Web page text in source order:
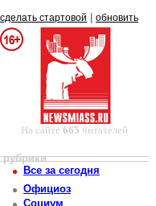
сделать стартовой обновить
На сайте 665 читателей
рубрики
Все за сегодня
Официоз
Социум